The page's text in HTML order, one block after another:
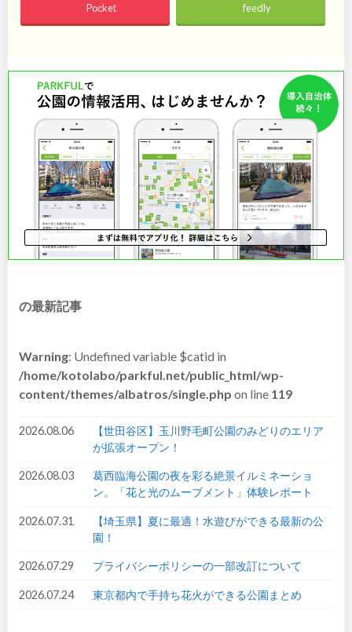
山梨 長野
愛知
三重 滋賀
大阪
鳥取
岡山 広島
山口
Pocket feedly
の最新記事
Warning: Undefined variable $catid in
/home/kotolabo/parkful.net/public_html/wp-
content/themes/albatros/single.php on line 119
2026.08.06
【世田谷区】玉川野毛町公園のみどりのエリア
が拡張オープン！
2026.08.03
葛西臨海公園の夜を彩る絶景イルミネーショ
ン。「花と光のムーブメント」体験レポート
2026.07.31
【埼玉県】夏に最適！水遊びができる最新の公
園！
2026.07.29 プライバシーポリシーの一部改訂について
2026.07.24 東京都内で手持ち花火ができる公園まとめ